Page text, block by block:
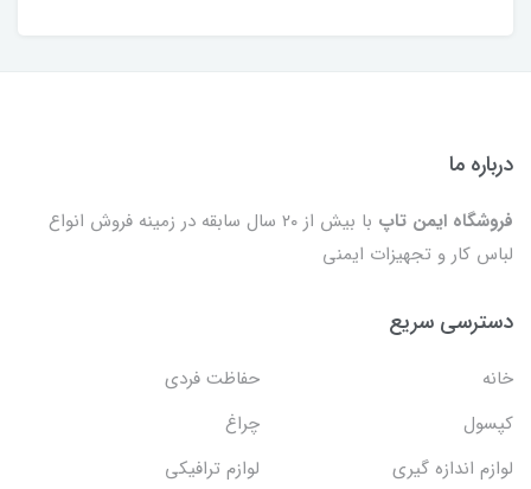
درباره ما
فروشگاه ایمن تاپ
با بیش از ۲۰ سال سابقه در زمینه فروش انواع
لباس کار و تجهیزات ایمنی
دسترسی سریع
خانه
حفاظت فردی
کپسول
چراغ
لوازم اندازه گیری
لوازم ترافیکی